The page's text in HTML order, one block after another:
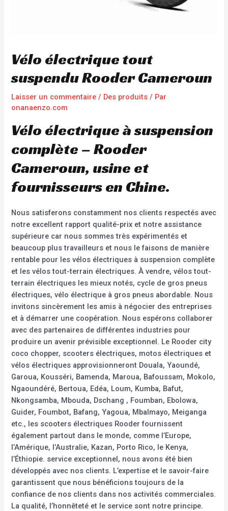
Vélo électrique tout
suspendu Rooder Cameroun
Laisser un commentaire / Des produits / Par
onanaenzo.com
Vélo électrique à suspension
complète – Rooder
Cameroun, usine et
fournisseurs en Chine.
Nous satisferons constamment nos clients respectés avec
notre excellent rapport qualité-prix et notre assistance
supérieure car nous sommes très expérimentés et
beaucoup plus travailleurs et nous le faisons de manière
rentable pour les vélos électriques à suspension complète
et les vélos tout-terrain électriques. À vendre, vélos tout-
terrain électriques les mieux notés, cycle de gros pneus
électriques, vélo électrique à gros pneus abordable. Nous
invitons sincèrement les amis à négocier des entreprises
et à démarrer une coopération. Nous espérons collaborer
avec des partenaires de différentes industries pour
produire un avenir prévisible exceptionnel. Le Rooder city
coco chopper, scooters électriques, motos électriques et
vélos électriques approvisionneront Douala, Yaoundé,
Garoua, Kousséri, Bamenda, Maroua, Bafoussam, Mokolo,
Ngaoundéré, Bertoua, Edéa, Loum, Kumba, Bafut,
Nkongsamba, Mbouda, Dschang , Foumban, Ebolowa,
Guider, Foumbot, Bafang, Yagoua, Mbalmayo, Meiganga
etc., les scooters électriques Rooder fournissent
également partout dans le monde, comme l’Europe,
l’Amérique, l’Australie, Kazan, Porto Rico, le Kenya,
l’Éthiopie. service exceptionnel, nous avons été bien
développés avec nos clients. L’expertise et le savoir-faire
garantissent que nous bénéficions toujours de la
confiance de nos clients dans nos activités commerciales.
La qualité, l’honnêteté et le service sont notre principe.